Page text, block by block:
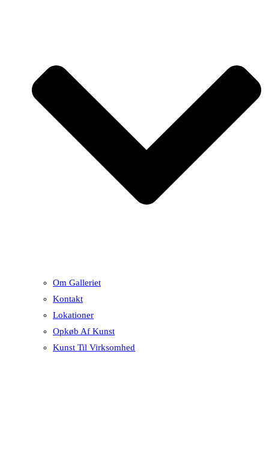
Om Galleriet
Kontakt
Lokationer
Opkøb Af Kunst
Kunst Til Virksomhed